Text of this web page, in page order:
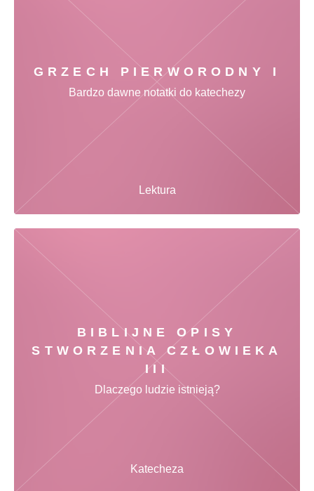
GRZECH PIERWORODNY I
Lektura
Bardzo dawne notatki do katechezy
BIBLIJNE OPISY
STWORZENIA CZŁOWIEKA
III
Katecheza
Dlaczego ludzie istnieją?